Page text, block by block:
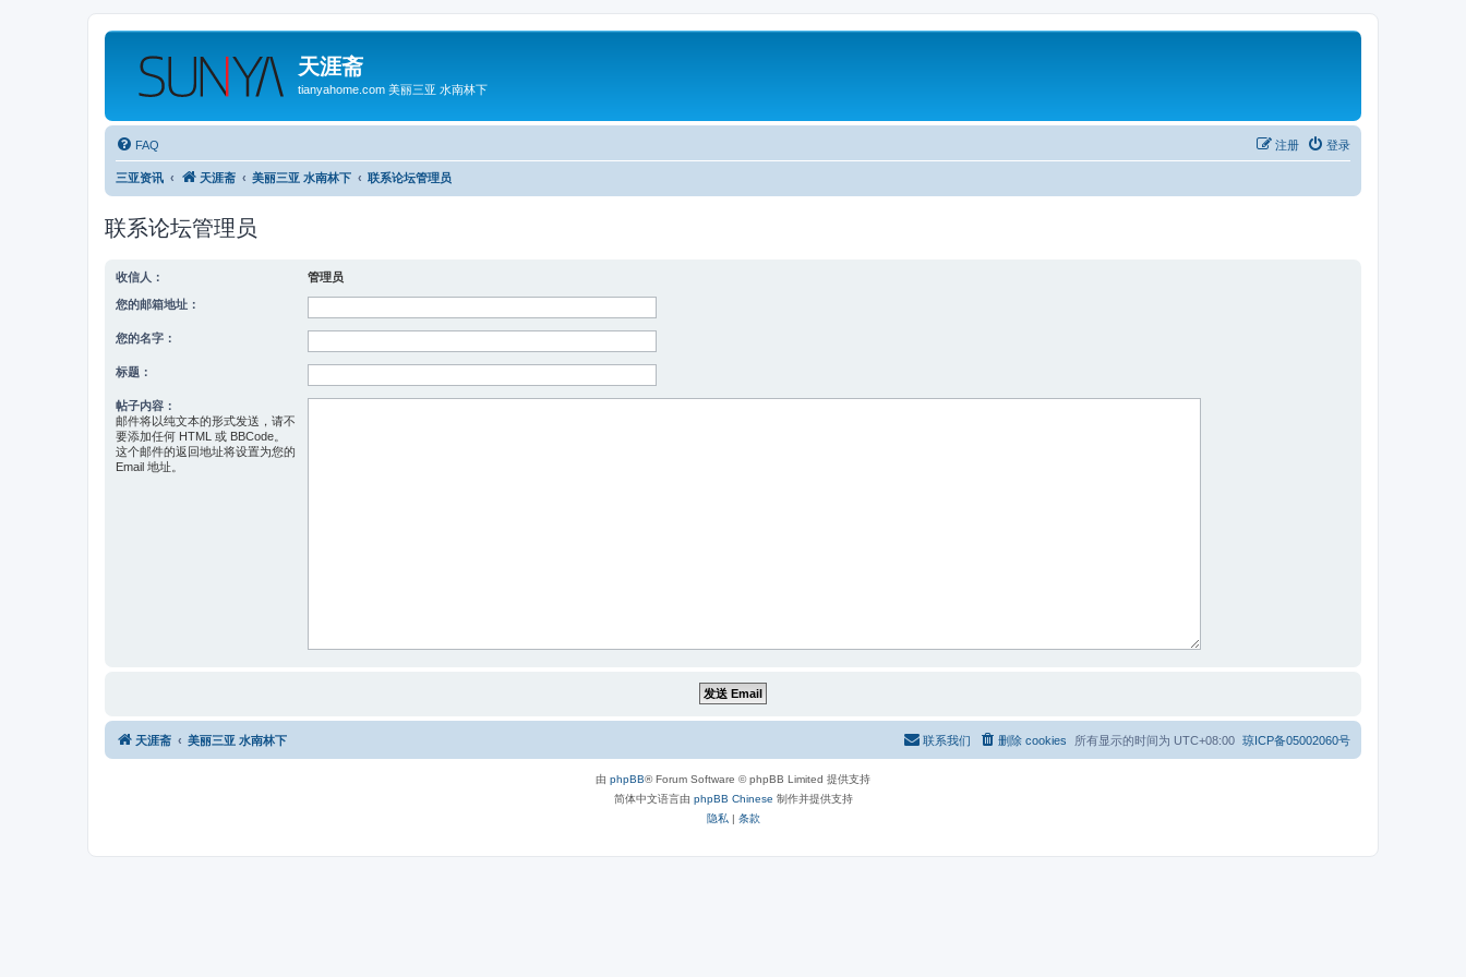
天涯斋
tianyahome.com 美丽三亚 水南林下
FAQ 登录
注册
三亚资讯 天涯斋 美丽三亚 水南林下 联系论坛管理员
联系论坛管理员
收信人： 管理员
您的邮箱地址：
您的名字：
标题：
帖子内容：
邮件将以纯文本的形式发送，请不
要添加任何 HTML 或 BBCode。
这个邮件的返回地址将设置为您的
Email 地址。
天涯斋 美丽三亚 水南林下 琼ICP备05002060号
所有显示的时间为 UTC+08:00
删除 cookies
联系我们
由 phpBB® Forum Software © phpBB Limited 提供支持
简体中文语言由 phpBB Chinese 制作并提供支持
隐私 | 条款